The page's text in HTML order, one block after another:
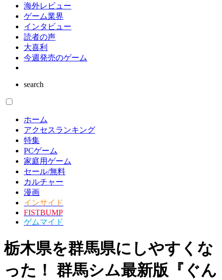
海外レビュー
ゲーム業界
インタビュー
読者の声
大喜利
今週発売のゲーム
search
ホーム
アクセスランキング
特集
PCゲーム
家庭用ゲーム
セール/無料
カルチャー
漫画
インサイド
FISTBUMP
ゲムマイド
栃木県を群馬県にしやすくな
った！ 群馬シム最新版『ぐん